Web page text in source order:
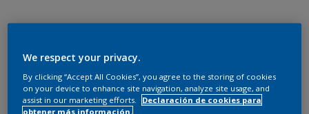
We respect your privacy.
By clicking “Accept All Cookies”, you agree to the storing of cookies
on your device to enhance site navigation, analyze site usage, and
assist in our marketing efforts.
Declaración de cookies para
obtener más información.